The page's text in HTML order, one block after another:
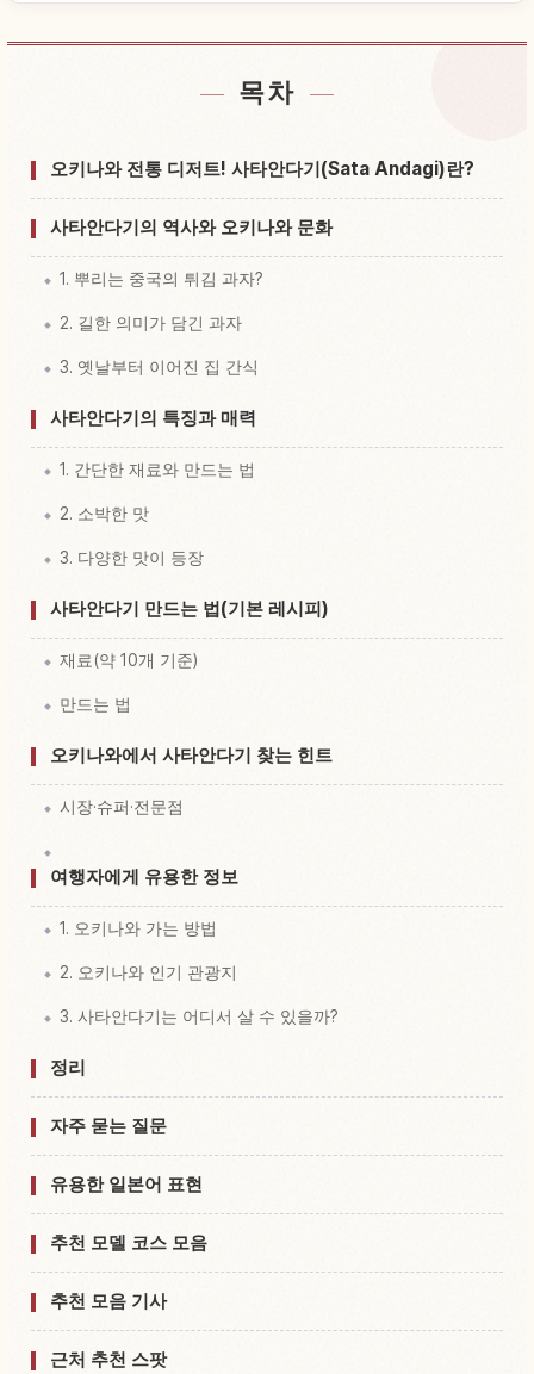
Naha Shi 근처 숙소 찾기
Naha Shi 체험 찾기↗
목차
오키나와 전통 디저트! 사타안다기(Sata Andagi)란?
사타안다기의 역사와 오키나와 문화
1. 뿌리는 중국의 튀김 과자?
2. 길한 의미가 담긴 과자
3. 옛날부터 이어진 집 간식
사타안다기의 특징과 매력
1. 간단한 재료와 만드는 법
2. 소박한 맛
3. 다양한 맛이 등장
사타안다기 만드는 법(기본 레시피)
재료(약 10개 기준)
만드는 법
오키나와에서 사타안다기 찾는 힌트
시장·슈퍼·전문점
여행자에게 유용한 정보
1. 오키나와 가는 방법
2. 오키나와 인기 관광지
3. 사타안다기는 어디서 살 수 있을까?
정리
자주 묻는 질문
유용한 일본어 표현
추천 모델 코스 모음
추천 모음 기사
근처 추천 스팟